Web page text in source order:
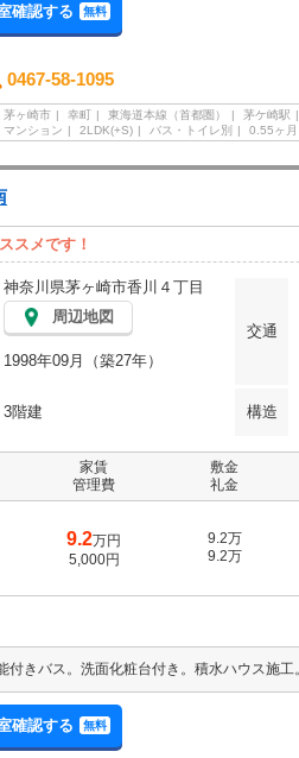
確認する 無料
0467-58-1095
茅ヶ崎市 幸町 東海道本線（首都圏） 茅ケ崎駅
マンション
2LDK(+S) バス・トイレ別 0.55ヶ月
スメです！
神奈川県茅ヶ崎市香川４丁目
周辺地図
交通
1998年09月（築27年）
3階建 構造
家賃
管理費
敷金
礼金
9.2万円
5,000円
9.2万
9.2万
確認する 無料